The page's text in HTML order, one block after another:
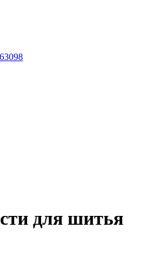
для шитья